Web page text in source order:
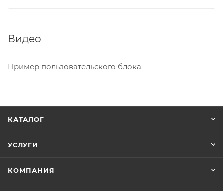
Видео
Пример пользовательского блока
КАТАЛОГ
УСЛУГИ
КОМПАНИЯ